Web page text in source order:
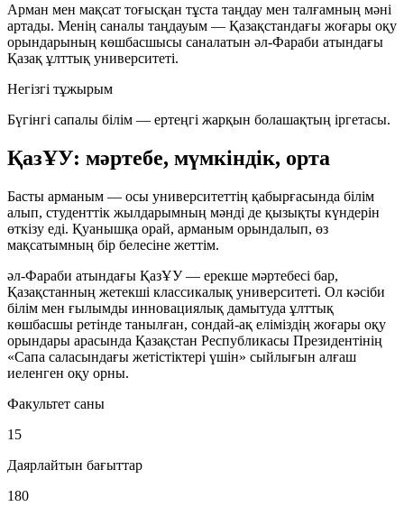
Арман мен мақсат тоғысқан тұста таңдау мен талғамның мәні
артады. Менің саналы таңдауым — Қазақстандағы жоғары оқу
орындарының көшбасшысы саналатын әл-Фараби атындағы
Қазақ ұлттық университеті.
Негізгі тұжырым
Бүгінгі сапалы білім — ертеңгі жарқын болашақтың іргетасы.
ҚазҰУ: мәртебе, мүмкіндік, орта
Басты арманым — осы университеттің қабырғасында білім
алып, студенттік жылдарымның мәнді де қызықты күндерін
өткізу еді. Қуанышқа орай, арманым орындалып, өз
мақсатымның бір белесіне жеттім.
әл-Фараби атындағы ҚазҰУ — ерекше мәртебесі бар,
Қазақстанның жетекші классикалық университеті. Ол кәсіби
білім мен ғылымды инновациялық дамытуда ұлттық
көшбасшы ретінде танылған, сондай-ақ еліміздің жоғары оқу
орындары арасында Қазақстан Республикасы Президентінің
«Сапа саласындағы жетістіктері үшін» сыйлығын алғаш
иеленген оқу орны.
Факультет саны
15
Даярлайтын бағыттар
180